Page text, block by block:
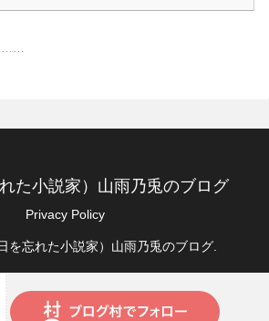
……
た小説家）山雨乃兎のブログ
Privacy Policy
を忘れた小説家）山雨乃兎のブログ.